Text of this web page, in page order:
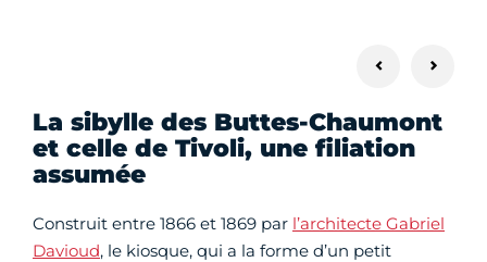
La sibylle des Buttes-Chaumont
et celle de Tivoli, une filiation
assumée
Construit entre 1866 et 1869 par l’architecte Gabriel
Davioud, le kiosque, qui a la forme d’un petit